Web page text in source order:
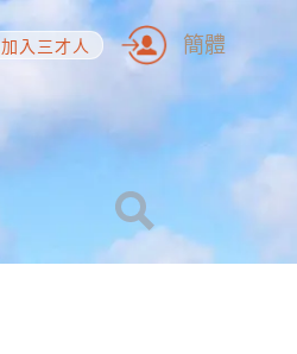
加入三才人 簡體